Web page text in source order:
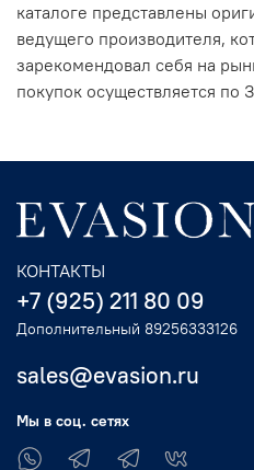
каталоге представлены
ведущего производителя,
зарекомендовал себя на
покупок осуществляется по
КОНТАКТЫ
+7 (925) 211 80 09
Дополнительный 89256333126
sales@evasion.ru
Мы в соц. сетях